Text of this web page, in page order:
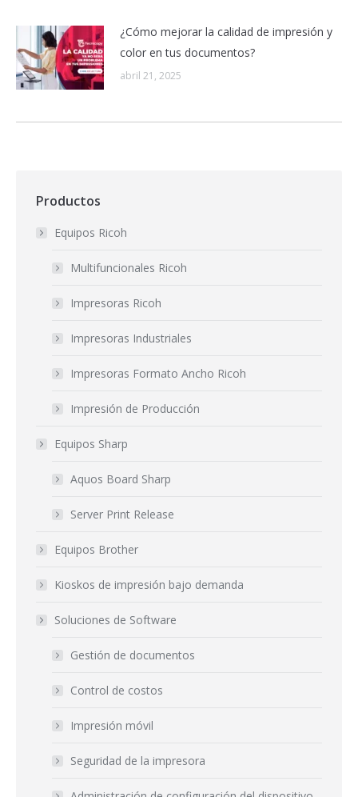
¿Cómo mejorar la calidad de impresión y
color en tus documentos?
abril 21, 2025
Productos
Equipos Ricoh
Multifuncionales Ricoh
Impresoras Ricoh
Impresoras Industriales
Impresoras Formato Ancho Ricoh
Impresión de Producción
Equipos Sharp
Aquos Board Sharp
Server Print Release
Equipos Brother
Kioskos de impresión bajo demanda
Soluciones de Software
Gestión de documentos
Control de costos
Impresión móvil
Seguridad de la impresora